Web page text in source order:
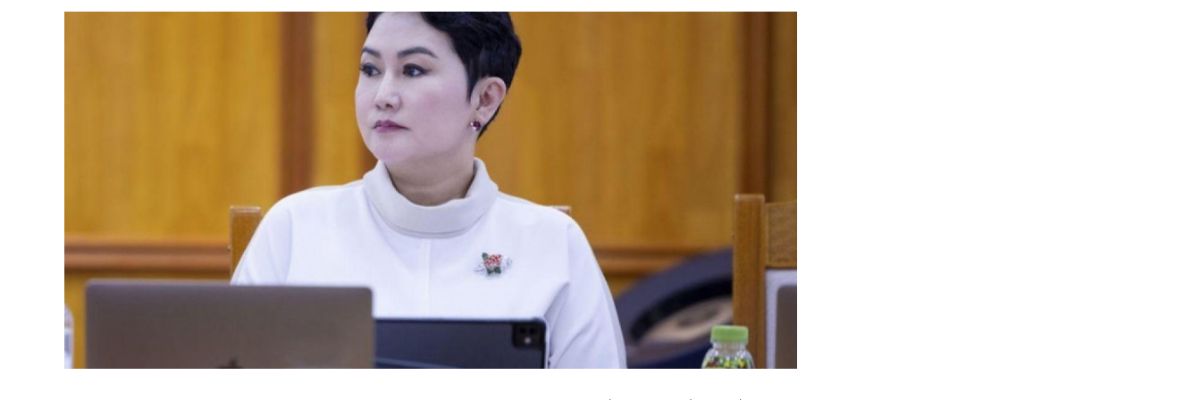
хэмжээ зэрэг зайлшгүй шаардлагатай ажлууд төлөвлөгөөний дагуу үргэлжилнэ гэж
Мөн бүх шатны төсвийн ерөнхийлөн захирагч нарт салбар бүрдээ урсгал зардлыг 20
хувиар бууруулах, нөхөн томилгоо хийхгүй байх, аялал, амралт, зугаалга, хамт олны
урлаг, спортын арга хэмжээг зохион байгуулахгүй байх, төрийн албанд шинэ орон тоо
бий болгохгүй байх, эрчим хүчний хэрэглээг хэмнэх, хурал, сургалтыг цахим хэлбэрт
шилжүүлэх, төрийн албан хаагчдыг зарим өдрүүдэд цахимаар ажиллуулах арга
хэмжээг үргэлжлүүлэхийг үүрэг болголоо.
Төсвийн сахилга бат сайжирч, эдийн засгийн нөхцөл байдал хэвийн болсон
тохиолдолд эдгээр хязгаарлалтыг үе шаттайгаар сулруулах юм.